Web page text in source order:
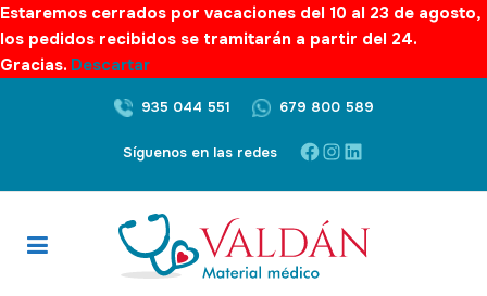
Estaremos cerrados por vacaciones del 10 al 23 de agosto,
los pedidos recibidos se tramitarán a partir del 24.
Gracias. Descartar
935 044 551 679 800 589
Síguenos en las redes Facebook
Instagram
LinkedIn